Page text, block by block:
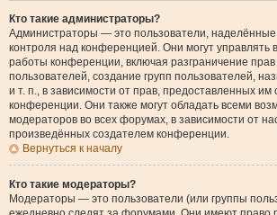
Кто такие администраторы?
Администраторы — это пользователи,
контроля над конференцией. Они могут управлять
работы конференции, включая разграничение
пользователей, создание групп пользователей,
и т. п., в зависимости от прав, предоставленных им
конференции. Они также могут обладать всеми
модераторов во всех форумах, в зависимости от
произведённых создателем конференции.
Вернуться к началу
Кто такие модераторы?
Модераторы — это пользователи (или группы